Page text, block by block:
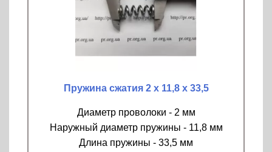
Пружина сжатия 2 х 11,8 х 33,5
Диаметр проволоки - 2 мм
Наружный диаметр пружины - 11,8 мм
Длина пружины - 33,5 мм